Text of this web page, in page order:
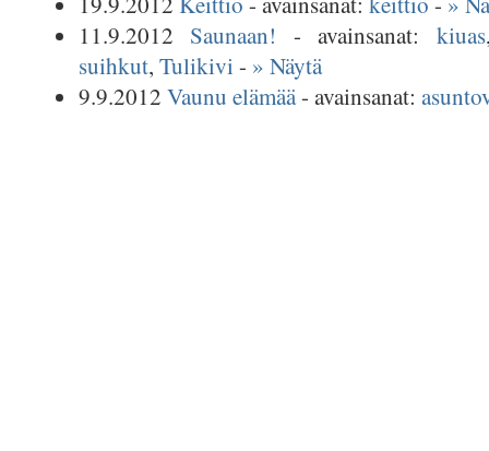
11.9.2012 Saunaan! - avainsanat: kiuas
suihkut, Tulikivi - » Näytä
9.9.2012 Vaunu elämää- avainsanat: